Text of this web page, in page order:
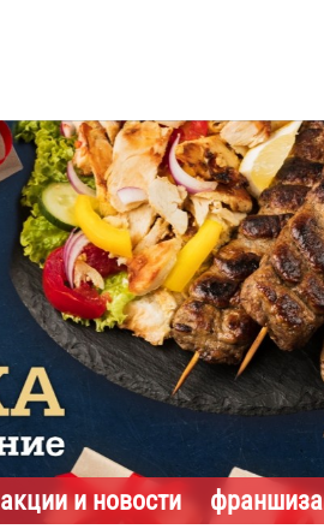
акции и новости франшиза